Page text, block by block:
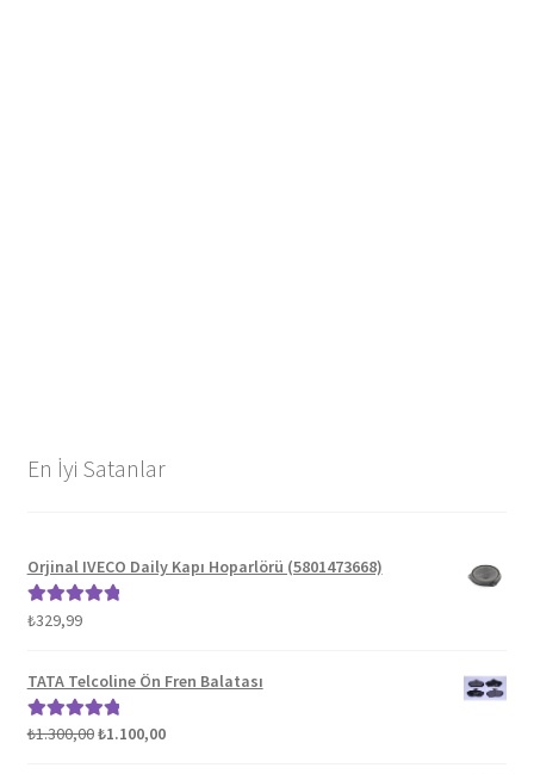
En İyi Satanlar
Orjinal IVECO Daily Kapı Hoparlörü (5801473668)
5 üzerinden
₺329,99
TATA Telcoline Ön Fren Balatası
5 üzerinden
₺1.300,00Orijinal
₺1.100,00Şu